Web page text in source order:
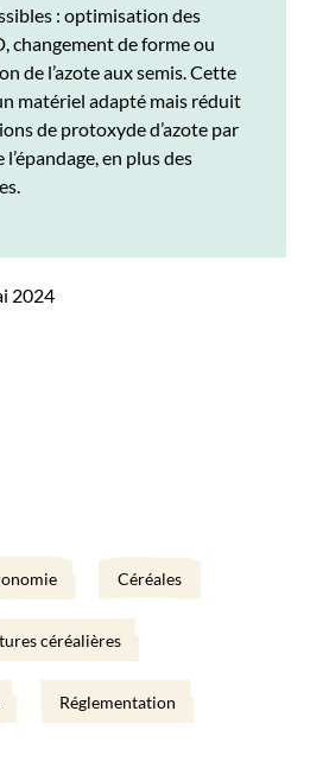
: optimisation des
changement de forme ou
de l’azote aux semis. Cette
matériel adapté mais réduit
de protoxyde d’azote par
en plus des
2024
Céréales
céréalières
Réglementation